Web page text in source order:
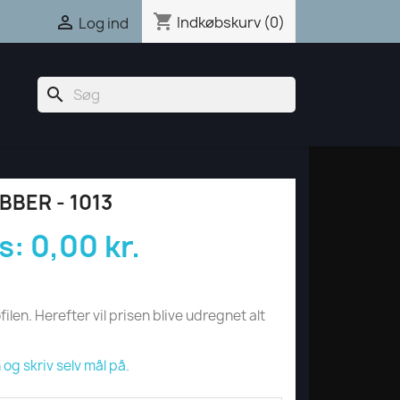
 Log ind shopping_cart Indkøbskurv (0)
search
- 1013
0,00 kr.
Herefter vil prisen blive udregnet alt
skriv selv mål på.